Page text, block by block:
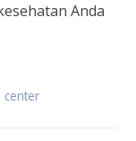
Anda
center